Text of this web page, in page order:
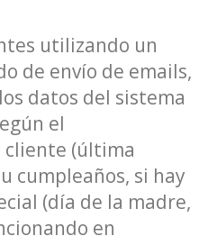
utilizando un
de envío de emails,
datos del sistema
el
(última
cumpleaños, si hay
(día de la madre,
en